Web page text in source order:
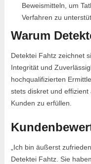
Beweismitteln, um
Verfahren zu
Warum
Detektei Fahtz zeichnet
Integrität und
hochqualifizierten
stets diskret und
Kunden zu erfüllen.
„Ich bin äußerst
Detektei Fahtz. Sie